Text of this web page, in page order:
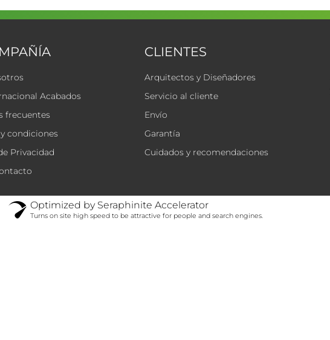
Acabados
frecuentes
condiciones
Privacidad
CLIENTES
Arquitectos y Diseñadores
Servicio al cliente
Envío
Garantía
Cuidados y recomendaciones
Optimized by Seraphinite Accelerator
Turns on site high speed to be attractive for people and search engines.